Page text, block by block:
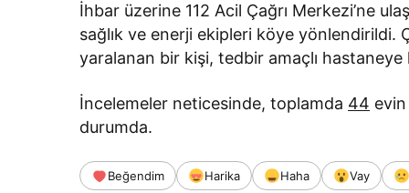
İhbar üzerine 112 Acil Çağrı Merkezi’ne
sağlık ve enerji ekipleri köye yönlendirildi.
yaralanan bir kişi, tedbir amaçlı hastaneye
İncelemeler neticesinde, toplamda 44
durumda.
Beğendim Harika Haha Vay